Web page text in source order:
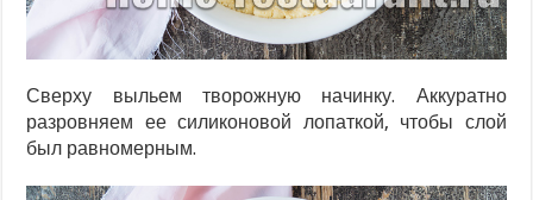
Сверху выльем творожную начинку. Аккуратно
разровняем ее силиконовой лопаткой, чтобы слой
был равномерным.